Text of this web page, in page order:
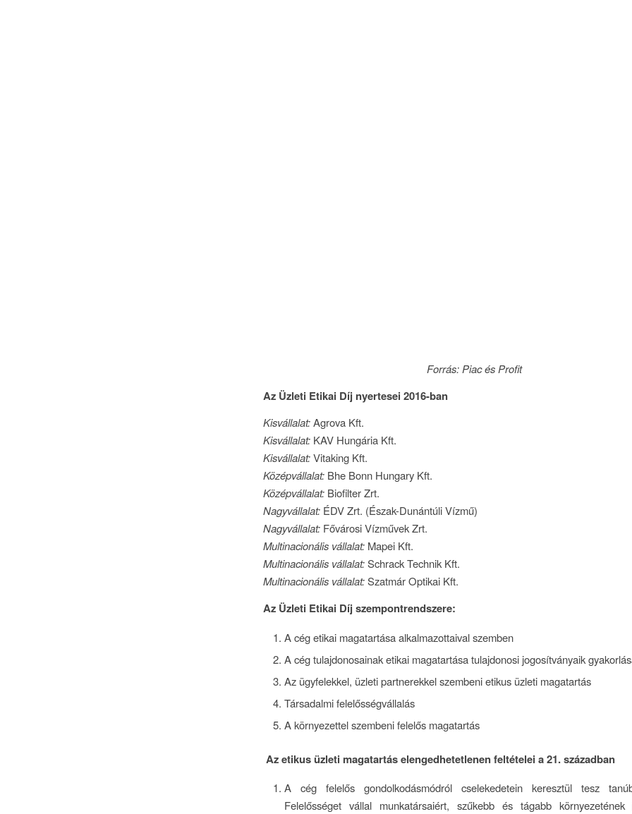
Forrás: Piac és Profit
Az Üzleti Etikai Díj nyertesei 2016-ban
Kisvállalat:Agrova Kft.
Kisvállalat: KAV Hungária Kft.
Kisvállalat:Vitaking Kft.
Középvállalat: Bhe Bonn Hungary Kft.
Középvállalat: Biofilter Zrt.
Nagyvállalat: ÉDV Zrt. (Észak-Dunántúli Vízmű)
Nagyvállalat: Fővárosi Vízművek Zrt.
Multinacionális vállalat: Mapei Kft.
Multinacionális vállalat:Schrack Technik Kft.
Multinacionális vállalat:Szatmár Optikai Kft.
Az Üzleti Etikai Díj szempontrendszere:
A cég etikai magatartása alkalmazottaival szemben
A cég tulajdonosainak etikai magatartása tulajdonosi jogosítványaik
Az ügyfelekkel, üzleti partnerekkel szembeni etikus üzleti magatartás
Társadalmi felelősségvállalás
A környezettel szembeni felelős magatartás
Az etikus üzleti magatartás elengedhetetlenen feltételei a 21. században
A cég felelős gondolkodásmódról cselekedetein keresztül tesz
Felelősséget vállal munkatársaiért, szűkebb és tágabb